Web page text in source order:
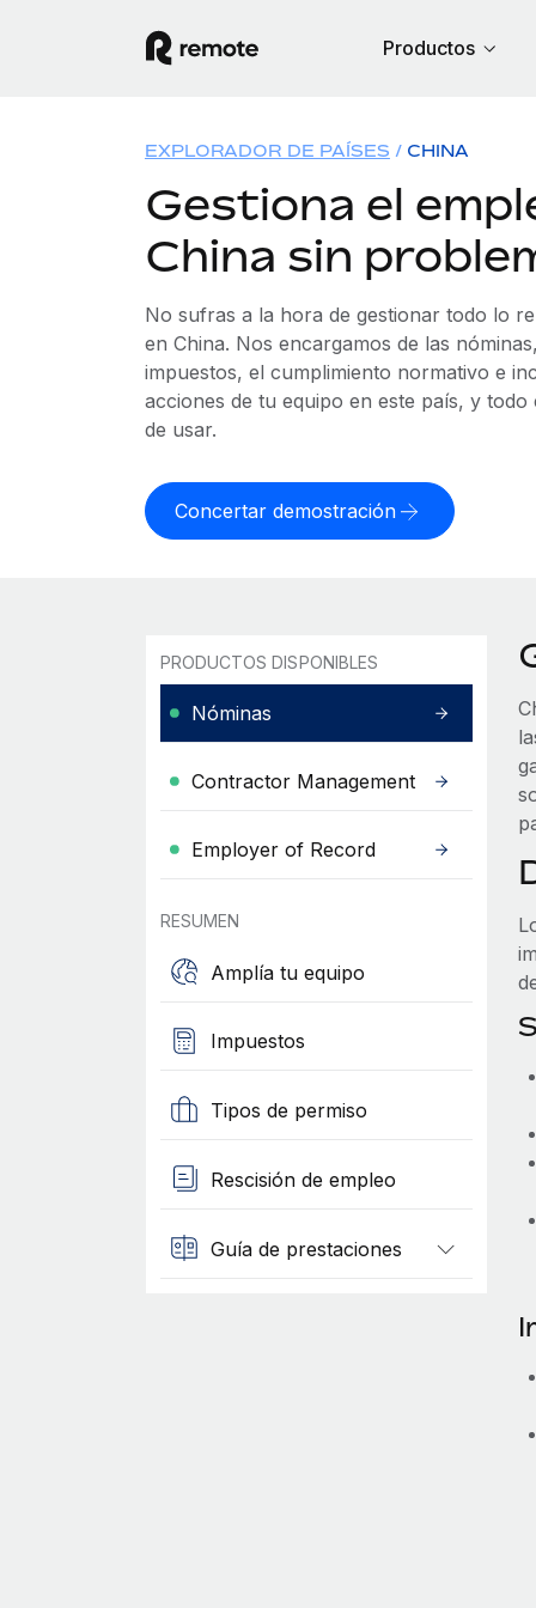
Productos
EXPLORADOR DE PAÍSES CHINA
Gestiona el
China sin
No sufras a la hora de gestionar todo lo
en China. Nos encargamos de las
impuestos, el cumplimiento normativo e
acciones de tu equipo en este país, y
de usar.
Concertar demostración
PRODUCTOS DISPONIBLES
Nóminas
Contractor Management
Employer of Record
RESUMEN
Amplía tu equipo
Impuestos
Tipos de permiso
Rescisión de empleo
Guía de prestaciones